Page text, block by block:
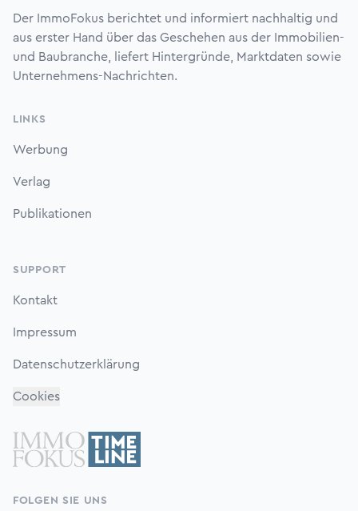
Der ImmoFokus berichtet und informiert nachhaltig und
aus erster Hand über das Geschehen aus der Immobilien-
und Baubranche, liefert Hintergründe, Marktdaten sowie
Unternehmens-Nachrichten.
LINKS
Werbung
Verlag
Publikationen
SUPPORT
Kontakt
Impressum
Datenschutzerklärung
Cookies
FOLGEN SIE UNS